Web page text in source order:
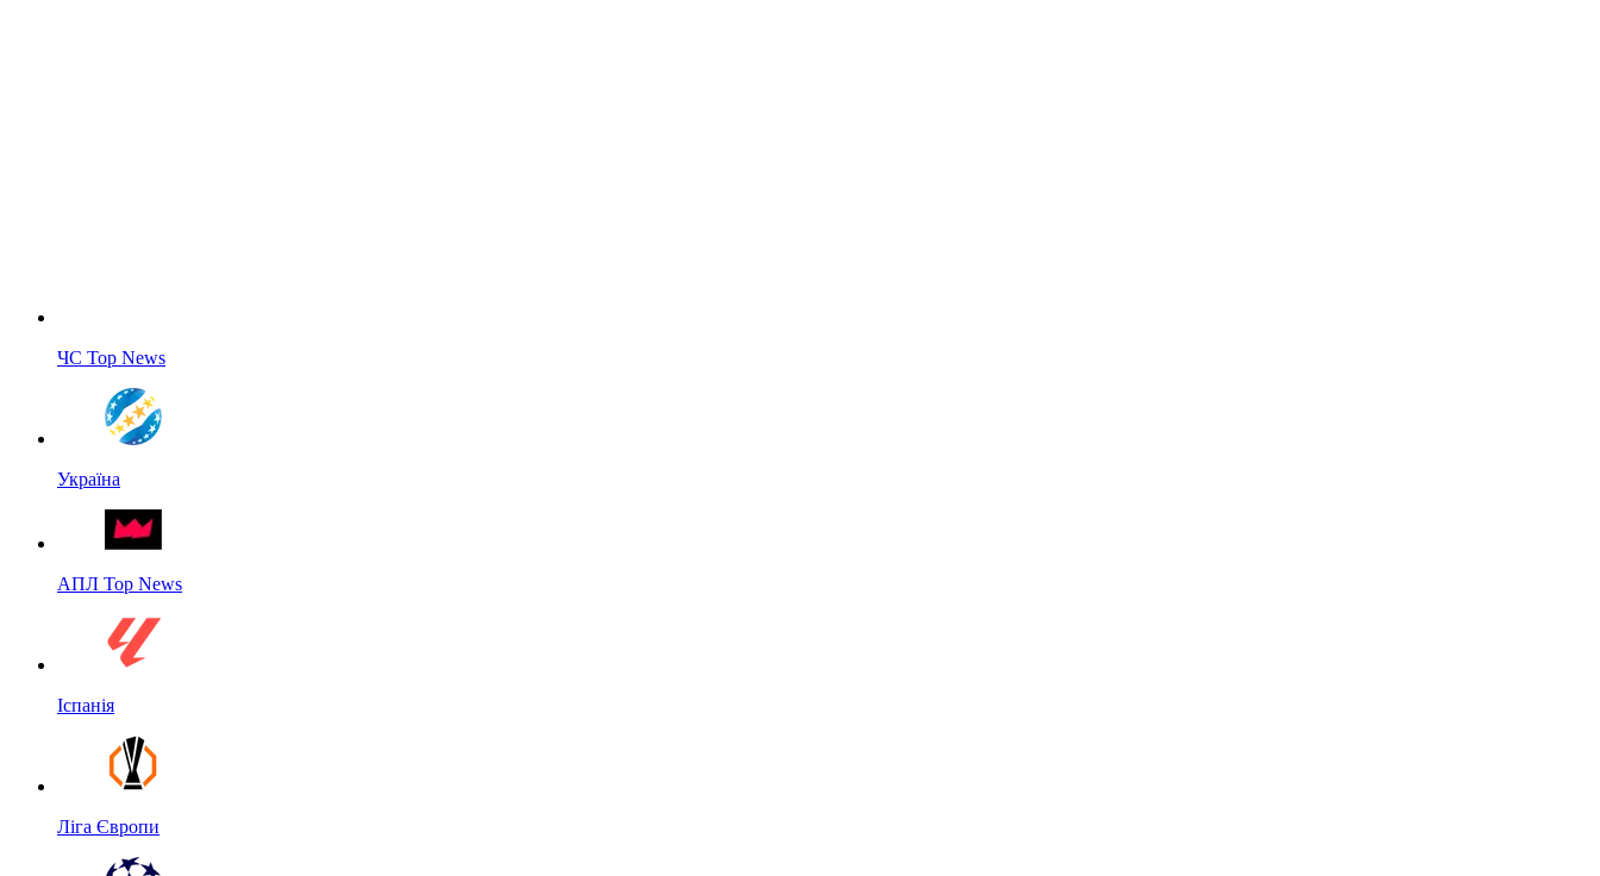
ЧС Top News
Україна
АПЛ Top News
Іспанія
Ліга Європи